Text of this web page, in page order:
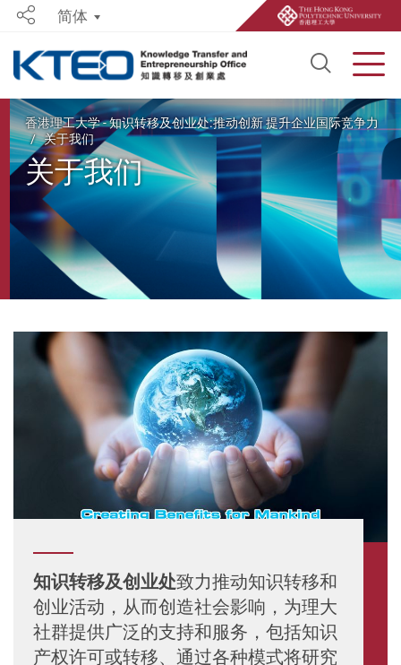
Open
Share简体
Start main content
香港理工大学 - 知识转移及创业处:推动创新 提升企业国际竞争力
关于我们
关于我们
知识转移及创业处致力推动知识转移和
创业活动，从而创造社会影响，为理大
社群提供广泛的支持和服务，包括知识
产权许可或转移、通过各种模式将研究